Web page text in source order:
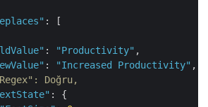
: [
: "Productivity" ,
: "Increased Productivity" ,
Doğru,
: {